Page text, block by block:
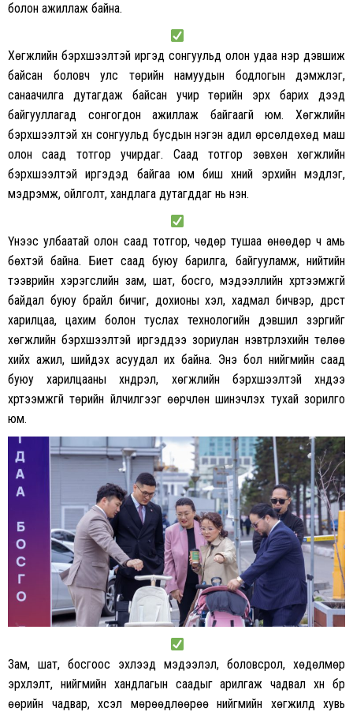
болон ажиллаж байна.
Хөгжлийн бэрхшээлтэй иргэд сонгуульд олон удаа нэр дэвшиж
байсан боловч улс төрийн намуудын бодлогын дэмжлэг,
санаачилга дутагдаж байсан учир төрийн эрх барих дээд
байгууллагад сонгогдон ажиллаж байгаагүй юм. Хөгжлийн
бэрхшээлтэй хүн сонгуульд бусдын нэгэн адил өрсөлдөхөд маш
олон саад тотгор учирдаг. Саад тотгор зөвхөн хөгжлийн
бэрхшээлтэй иргэдэд байгаа юм биш хүний эрхийн мэдлэг,
мэдрэмж, ойлголт, хандлага дутагддаг нь үнэн.
Үүнээс улбаатай олон саад тотгор, чөдөр тушаа өнөөдөр ч амь
бөхтэй байна. Биет саад буюу барилга, байгууламж, нийтийн
тээврийн хэрэгслийн зам, шат, босго, мэдээллийн хүртээмжгүй
байдал буюу брайл бичиг, дохионы хэл, хадмал бичвэр, дүрст
харилцаа, цахим болон туслах технологийн дэвшил зэргийг
хөгжлийн бэрхшээлтэй иргэддээ зориулан нэвтрүүлэхийн төлөө
хийх ажил, шийдэх асуудал их байна. Энэ бол нийгмийн саад
буюу харилцааны хүндрэл, хөгжлийн бэрхшээлтэй хүндээ
хүртээмжгүй төрийн үйлчилгээг өөрчлөн шинэчлэх тухай зорилго
юм.
Зам, шат, босгоос эхлээд мэдээлэл, боловсрол, хөдөлмөр
эрхлэлт, нийгмийн хандлагын саадыг арилгаж чадвал хүн бүр
өөрийн чадвар, хүсэл мөрөөдлөөрөө нийгмийн хөгжилд хувь